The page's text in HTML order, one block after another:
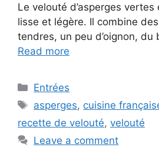
Le velouté d’asperges vertes
lisse et légère. Il combine
tendres, un peu d’oignon,
Read more
Categories
Entrées
Tags
asperges, cuisine
recette de velouté, velouté
Leave a comment